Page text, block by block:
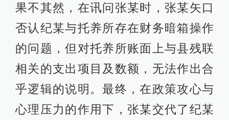
果不其然，在讯问张某时，张某矢口
否认纪某与托养所存在财务暗箱操作
的问题，但对托养所账面上与县残联
相关的支出项目及数额，无法作出合
乎逻辑的说明。最终，在政策攻心与
心理压力的作用下，张某交代了纪某